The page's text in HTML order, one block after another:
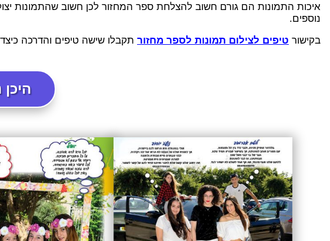
איכות התמונות הם גורם חשוב להצלחת ספר המחזור לכן חשוב שהתמונות
נוספים.
בקישור טיפים לצילום תמונות לספר מחזור תקבלו שישה טיפים והדרכה